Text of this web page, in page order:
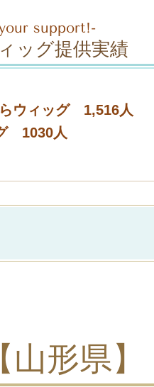
support!-
ッグ提供実績
ウィッグ 1,516人
1030人
形県】